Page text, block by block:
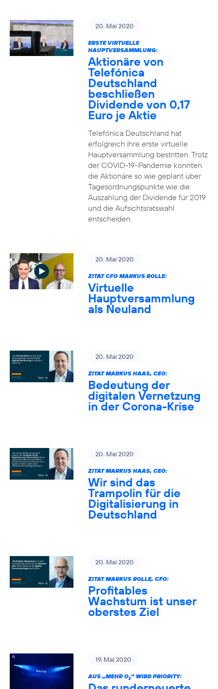
20. Mai 2020
ERSTE VIRTUELLE
HAUPTVERSAMMLUNG:
Aktionäre von
Telefónica
Deutschland
beschließen
Dividende von 0,17
Euro je Aktie
Telefónica Deutschland hat
erfolgreich ihre erste virtuelle
Hauptversammlung bestritten. Trotz
der COVID-19-Pandemie konnten
die Aktionäre so wie geplant über
Tagesordnungspunkte wie die
Auszahlung der Dividende für 2019
und die Aufsichtsratswahl
entscheiden.
20. Mai 2020
ZITAT CFO MARKUS ROLLE:
Virtuelle
Hauptversammlung
als Neuland
20. Mai 2020
ZITAT MARKUS HAAS, CEO:
Bedeutung der
digitalen Vernetzung
in der Corona-Krise
20. Mai 2020
ZITAT MARKUS HAAS, CEO:
Wir sind das
Trampolin für die
Digitalisierung in
Deutschland
20. Mai 2020
ZITAT MARKUS ROLLE, CFO:
Profitables
Wachstum ist unser
oberstes Ziel
19. Mai 2020
AUS „MEHR O2” WIRD PRIORITY: